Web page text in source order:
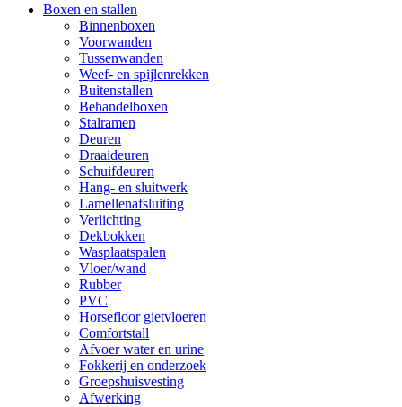
Boxen en stallen
Binnenboxen
Voorwanden
Tussenwanden
Weef- en spijlenrekken
Buitenstallen
Behandelboxen
Stalramen
Deuren
Draaideuren
Schuifdeuren
Hang- en sluitwerk
Lamellenafsluiting
Verlichting
Dekbokken
Wasplaatspalen
Vloer/wand
Rubber
PVC
Horsefloor gietvloeren
Comfortstall
Afvoer water en urine
Fokkerij en onderzoek
Groepshuisvesting
Afwerking